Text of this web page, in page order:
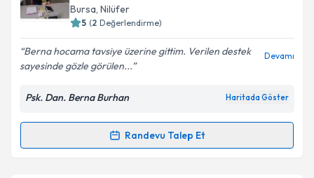
takvim hazırlandığında e-posta ile bilgilendireceğiz.
Kişisel verilerimin işlenmesine ilişkin
Aydınlatma
kapsamda işlenmesini kabul ediyorum.
Bursa, Nilüfer
5 (2 Değerlendirme)
Berna hocama tavsiye üzerine gittim. Verilen destek
sayesinde gözle görülen...
Devamı
Psk. Dan. Berna Burhan Haritada Göster
Randevu Talep Et
Randevu Takvimi Talebi